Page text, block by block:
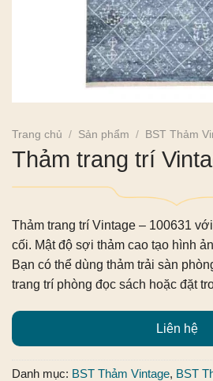
Trang chủ / Sản phẩm / BST Thảm
Thảm trang trí
Thảm trang trí Vintage – 100631
cối. Mật độ sợi thảm cao tạo hình
Bạn có thể dùng thảm trải sàn
trang trí phòng đọc sách hoặc đặt
Liên hệ
Danh mục: BST Thảm Vintage, BST